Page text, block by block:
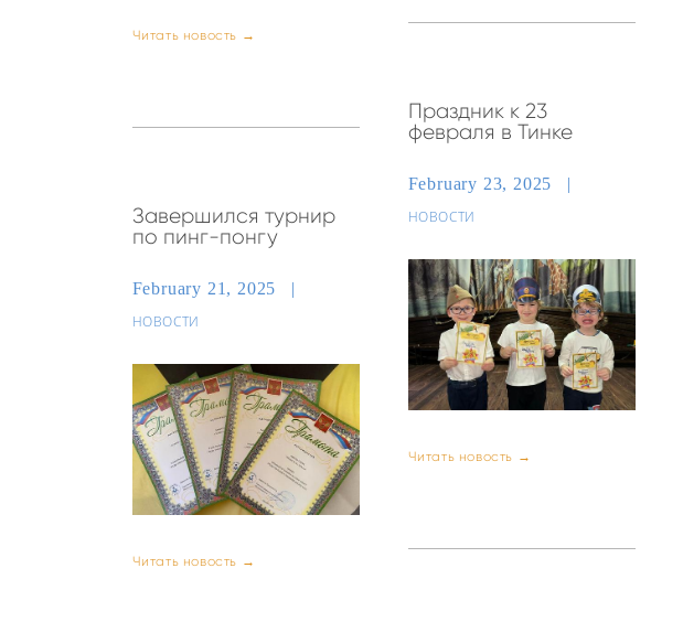
Читать новость →
Праздник к 23
февраля в Тинке
February 23, 2025
НОВОСТИ
Читать новость →
Завершился турнир
по пинг-понгу
February 21, 2025
НОВОСТИ
Читать новость →